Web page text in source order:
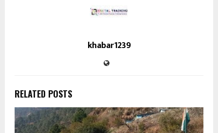
khabar1239
RELATED POSTS